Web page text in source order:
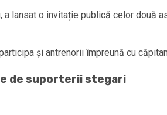
a lansat o invitație publică celor
și antrenorii împreună cu
de suporterii stegari